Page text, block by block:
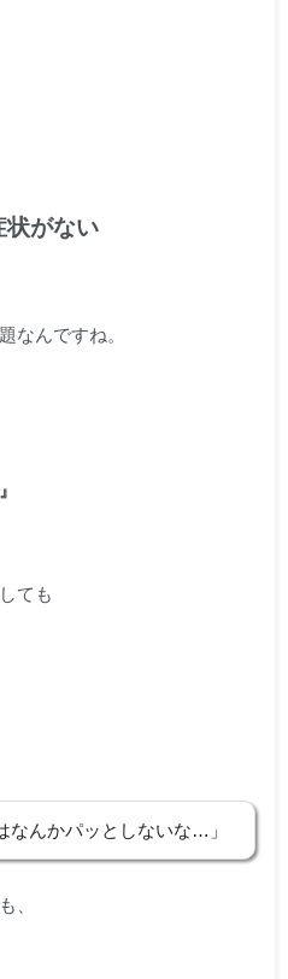
状がない
なんですね。
ても
なんかパッとしないな…」
、